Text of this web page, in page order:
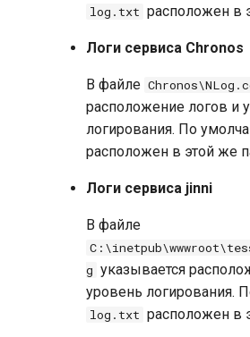
Миграция базы данных и
Подготовка к миграции
Выполнение миграции
новой базе
Миграция файлов
Обслуживание базы данных
Перестроение индексов
log.txt расположен в
Логи сервиса Chronos
В файле
расположение логов и
логирования. По
расположен в этой же
Логи сервиса jinni
В файле
g указывается
уровень логирования.
log.txt расположен в